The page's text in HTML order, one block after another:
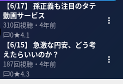
【6/17】 孫正義も注目のタテ
動画サービス
310回視聴・ 4年前
0
4.1
【6/15】 急激な円安、どう考
えたらいいのか？
187回視聴・ 4年前
0
4.3